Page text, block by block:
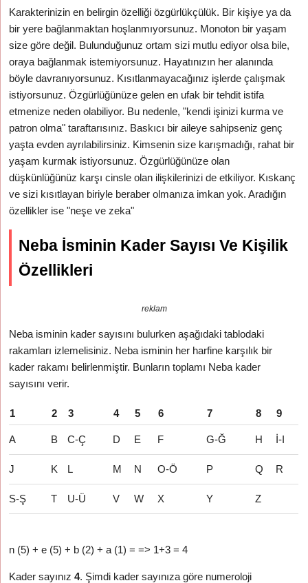
Karakterinizin en belirgin özelliği özgürlükçülük. Bir kişiye ya da
bir yere bağlanmaktan hoşlanmıyorsunuz. Monoton bir yaşam
size göre değil. Bulunduğunuz ortam sizi mutlu ediyor olsa bile,
oraya bağlanmak istemiyorsunuz. Hayatınızın her alanında
böyle davranıyorsunuz. Kısıtlanmayacağınız işlerde çalışmak
istiyorsunuz. Özgürlüğünüze gelen en ufak bir tehdit istifa
etmenize neden olabiliyor. Bu nedenle, "kendi işinizi kurma ve
patron olma" taraftarısınız. Baskıcı bir aileye sahipseniz genç
yaşta evden ayrılabilirsiniz. Kimsenin size karışmadığı, rahat bir
yaşam kurmak istiyorsunuz. Özgürlüğünüze olan
düşkünlüğünüz karşı cinsle olan ilişkilerinizi de etkiliyor. Kıskanç
ve sizi kısıtlayan biriyle beraber olmanıza imkan yok. Aradığın
özellikler ise "neşe ve zeka"
Neba İsminin Kader Sayısı Ve Kişilik
Özellikleri
reklam
Neba isminin kader sayısını bulurken aşağıdaki tablodaki
rakamları izlemelisiniz. Neba isminin her harfine karşılık bir
kader rakamı belirlenmiştir. Bunların toplamı Neba kader
sayısını verir.
1 2 3 4 5 6 7 8 9
A B C-Ç D E F G-Ğ H İ-I
J K L M N O-Ö P Q R
S-Ş T U-Ü V W X Y Z
n (5) + e (5) + b (2) + a (1) = => 1+3 = 4
Kader sayınız4. Şimdi kader sayınıza göre numeroloji